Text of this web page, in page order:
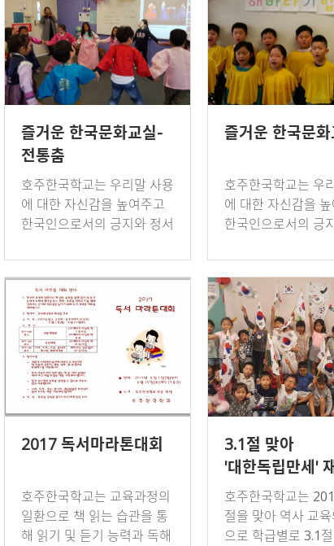
즐거운 한국문화교실-
전통춤
호주한국학교는 우리말 사용
에 대한 자신감을 높여주고
한국인으로서의 긍지와 정서
르기와 언어예절, 그리고 학
급별로 한국문화 체험 대상
종목을 정해 텀1~2에…
즐거운 한국문화
호주한국학교는 우
에 대한 자신감을
한국인으로서의 긍
르기와 언어예절,
급별로 한국문화 체
종목을 정해 텀1~2
2017 독서마라톤대회
호주한국학교는 교육과정의
일환으로 책 읽는 습관을 통
해 읽기 및 듣기 능력과 독해
3.1절 맞아
'대한독립만세'
호주한국학교는
절을 맞아 역사 교
으로 학급별로 3.1